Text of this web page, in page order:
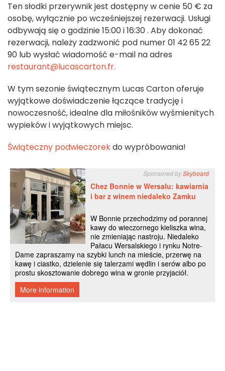
Ten słodki przerywnik jest dostępny w cenie 50 € za
osobę, wyłącznie po wcześniejszej rezerwacji. Usługi
odbywają się o godzinie 15:00 i 16:30 . Aby dokonać
rezerwacji, należy zadzwonić pod numer 01 42 65 22
90 lub wysłać wiadomość e-mail na adres
restaurant@lucascarton.fr.
W tym sezonie świątecznym Lucas Carton oferuje
wyjątkowe doświadczenie łączące tradycję i
nowoczesność, idealne dla miłośników wyśmienitych
wypieków i wyjątkowych miejsc.
Świąteczny podwieczorekdo wypróbowania!